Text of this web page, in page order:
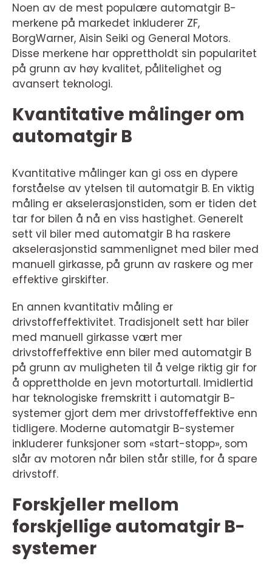
Noen av de mest populære automatgir B-
merkene på markedet inkluderer ZF,
BorgWarner, Aisin Seiki og General Motors.
Disse merkene har opprettholdt sin popularitet
på grunn av høy kvalitet, pålitelighet og
avansert teknologi.
Kvantitative målinger om
automatgir B
Kvantitative målinger kan gi oss en dypere
forståelse av ytelsen til automatgir B. En viktig
måling er akselerasjonstiden, som er tiden det
tar for bilen å nå en viss hastighet. Generelt
sett vil biler med automatgir B ha raskere
akselerasjonstid sammenlignet med biler med
manuell girkasse, på grunn av raskere og mer
effektive girskifter.
En annen kvantitativ måling er
drivstoffeffektivitet. Tradisjonelt sett har biler
med manuell girkasse vært mer
drivstoffeffektive enn biler med automatgir B
på grunn av muligheten til å velge riktig gir for
å opprettholde en jevn motorturtall. Imidlertid
har teknologiske fremskritt i automatgir B-
systemer gjort dem mer drivstoffeffektive enn
tidligere. Moderne automatgir B-systemer
inkluderer funksjoner som «start-stopp», som
slår av motoren når bilen står stille, for å spare
drivstoff.
Forskjeller mellom
forskjellige automatgir B-
systemer